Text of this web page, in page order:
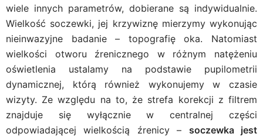
wiele innych parametrów, dobierane są indywidualnie.
Wielkość soczewki, jej krzywiznę mierzymy wykonując
nieinwazyjne badanie – topografię oka. Natomiast
wielkości otworu źrenicznego w różnym natężeniu
oświetlenia ustalamy na podstawie pupilometrii
dynamicznej, którą również wykonujemy w czasie
wizyty. Ze względu na to, że strefa korekcji z filtrem
znajduje się wyłącznie w centralnej części
odpowiadającej wielkością źrenicy – soczewka jest